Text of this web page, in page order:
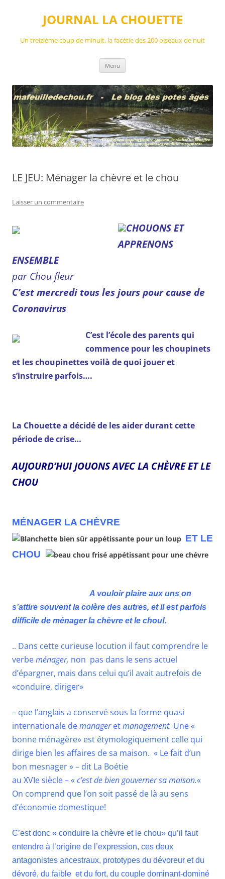
JOURNAL LA CHOUETTE
Un treizième coup de minuit, la facétie des 200 oiseaux de nuit
Menu
LE JEU: Ménager la chèvre et le chou
Laisser un commentaire
CHOUONS ET
APPRENONS
ENSEMBLE
par Chou fleur
C’est mercredi tous les jours pour cause de
Coronavirus
C’est l’école des parents qui
commence pour les choupinets
et les choupinettes voilà de quoi jouer et
s’instruire parfois….
La Chouette a décidé de les aider durant cette
période de crise…
AUJOURD’HUI JOUONS AVEC LA CHÈVRE ET LE
CHOU
MÉNAGER LA CHÈVRE
ET LE
CHOU
A vouloir plaire aux uns on
s’attire souvent la colère des autres, et il est parfois
difficile de ménager la chèvre et le chou!.
.. Dans cette curieuse locution il faut comprendre le
verbeménager, non pas dans le sens actuel
d’épargner, mais dans celui qu’il avait autrefois de
«conduire, diriger»
– que l’anglais a conservé sous la forme quasi
internationale demanageretmanagement. Une «
bonne ménagère» est étymologiquement celle qui
dirige bien les affaires desa maison. « Le fait d’un
bon mesnager » – dit La Boétie
au XVIe siècle – «c’est de bien gouverner sa maison.«
On comprend que l’on soit passé de là au sens
d’économie domestique!
C’est donc « conduire la chèvre et le chou» qu’il faut
entendre à l’origine de l’expression, ces deux
antagonistes ancestraux, prototypes du dévoreur et du
dévoré, du faible et du fort, du couple dominant-dominé